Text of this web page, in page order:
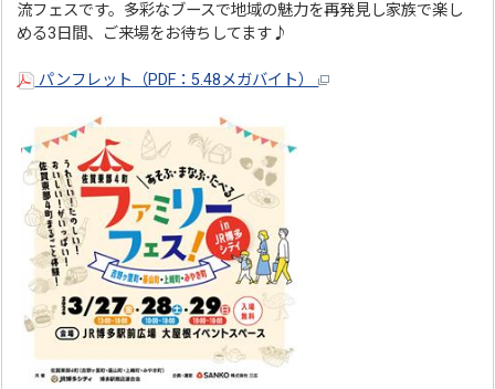
流フェスです。多彩なブースで地域の魅力を再発見し家族で楽し
める3日間、ご来場をお待ちしてます♪
パンフレット（PDF：5.48メガバイト）